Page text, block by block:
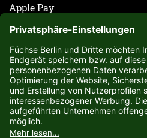
Apple Pay
ABONNIERE JETZT DEN
BERLIN NEWSLETTER UND
NEUIGKEIT ODER AKTION
JETZT